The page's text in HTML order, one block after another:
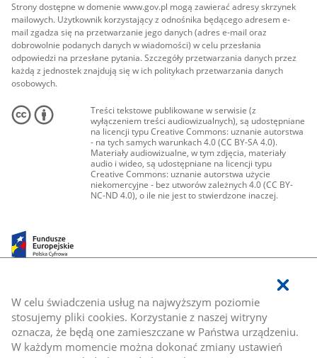
W celu świadczenia usług na najwyższym poziomie
stosujemy pliki cookies. Korzystanie z naszej witryny
oznacza, że będą one zamieszczane w Państwa urządzeniu.
W każdym momencie można dokonać zmiany ustawień
Strony dostępne w domenie www.gov.pl mogą zawierać adresy skrzynek
mailowych. Użytkownik korzystający z odnośnika będącego adresem e-
mail zgadza się na przetwarzanie jego danych (adres e-mail oraz
dobrowolnie podanych danych w wiadomości) w celu przesłania
odpowiedzi na przesłane pytania. Szczegóły przetwarzania danych przez
każdą z jednostek znajdują się w ich politykach przetwarzania danych
osobowych.
Treści tekstowe publikowane w serwisie (z
wyłączeniem treści audiowizualnych), są udostępniane
na licencji typu Creative Commons: uznanie autorstwa
- na tych samych warunkach 4.0 (CC BY-SA 4.0).
Materiały audiowizualne, w tym zdjęcia, materiały
audio i wideo, są udostępniane na licencji typu
Creative Commons: uznanie autorstwa użycie
niekomercyjne - bez utworów zależnych 4.0 (CC BY-
NC-ND 4.0), o ile nie jest to stwierdzone inaczej.